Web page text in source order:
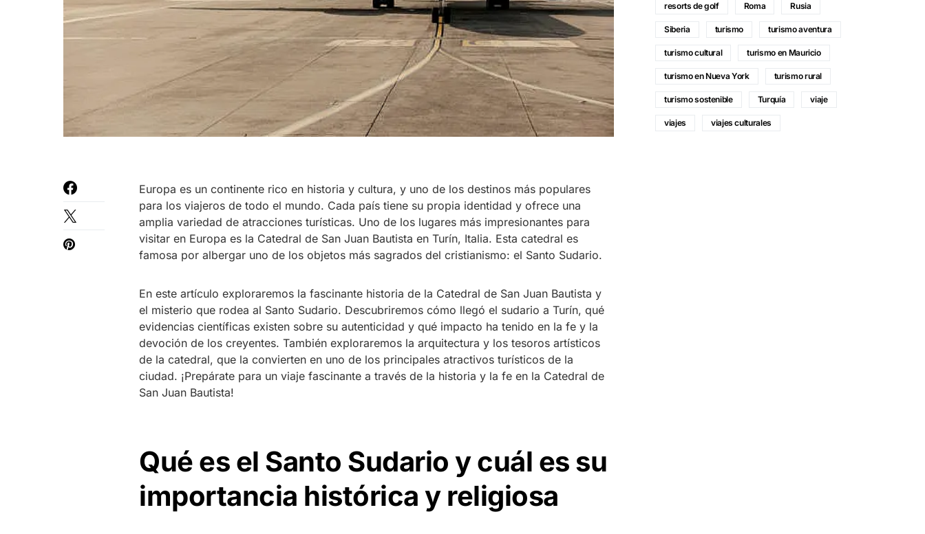
Europa es un continente rico en historia y cultura, y uno de los destinos más populares
para los viajeros de todo el mundo. Cada país tiene su propia identidad y ofrece una
amplia variedad de atracciones turísticas. Uno de los lugares más impresionantes para
visitar en Europa es la Catedral de San Juan Bautista en Turín, Italia. Esta catedral es
famosa por albergar uno de los objetos más sagrados del cristianismo: el Santo Sudario.
En este artículo exploraremos la fascinante historia de la Catedral de San Juan Bautista y
el misterio que rodea al Santo Sudario. Descubriremos cómo llegó el sudario a Turín, qué
evidencias científicas existen sobre su autenticidad y qué impacto ha tenido en la fe y la
devoción de los creyentes. También exploraremos la arquitectura y los tesoros artísticos
de la catedral, que la convierten en uno de los principales atractivos turísticos de la
ciudad. ¡Prepárate para un viaje fascinante a través de la historia y la fe en la Catedral de
San Juan Bautista!
Qué es el Santo Sudario y cuál es su
importancia histórica y religiosa
resorts de golf Roma Rusia
Siberia turismo turismo aventura
turismo cultural turismo en Mauricio
turismo en Nueva York turismo rural
turismo sostenible Turquía viaje
viajes viajes culturales